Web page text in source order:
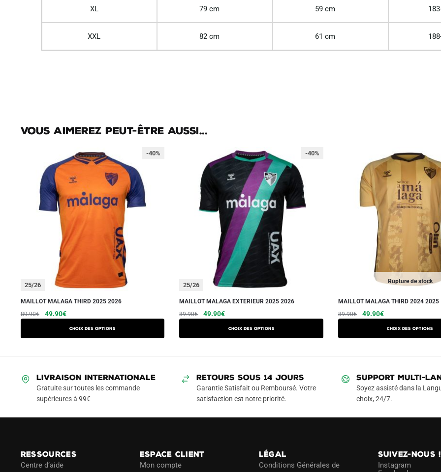
XL 79 cm 59 cm
XXL 82 cm 61 cm
Vous aimerez peut-être aussi...
-40%
25/26
MAILLOT MALAGA THIRD 2025 2026
89.90€
Le
49.90€Le
Choix des options
Ce
produit
a
Les
options
peuvent
page
-40%
25/26
MAILLOT MALAGA EXTERIEUR 2025 2026
89.90€
Le
49.90€Le
Choix des options
Ce
produit
a
Les
options
peuvent
Rupture de stock
MAILLOT MALAGA THIRD 2024 2025
89.90€
Le
49.90€Le
Choix des options
Ce
produit
a
Les
options
peuvent
page
LIVRAISON INTERNATIONALE
Gratuite sur toutes les commande
supérieures à 99€
RETOURS SOUS 14 JOURS
Garantie Satisfait ou Remboursé. Votre
satisfaction est notre priorité.
SUPPORT MULTI-
Soyez assisté dans la
choix, 24/7.
RESSOURCES
Centre d’aide
ESPACE CLIENT
Mon compte
LÉGAL
Conditions Générales de
SUIVEZ-NOUS !
Instagram